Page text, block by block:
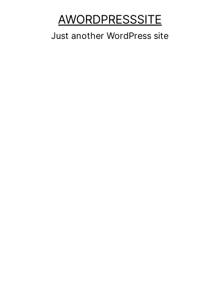
AWORDPRESSSITE
Just another WordPress site